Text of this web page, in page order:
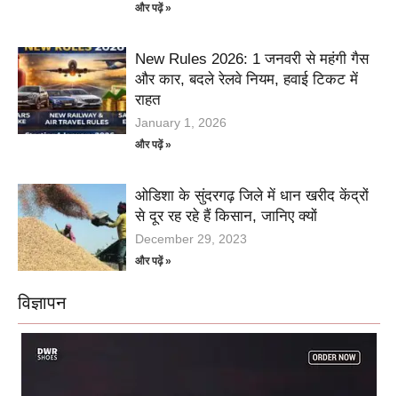
और पढ़ें »
New Rules 2026: 1 जनवरी से महंगी गैस
और कार, बदले रेलवे नियम, हवाई टिकट में
राहत
January 1, 2026
और पढ़ें »
ओडिशा के सुंदरगढ़ जिले में धान खरीद केंद्रों
से दूर रह रहे हैं किसान, जानिए क्यों
December 29, 2023
और पढ़ें »
विज्ञापन